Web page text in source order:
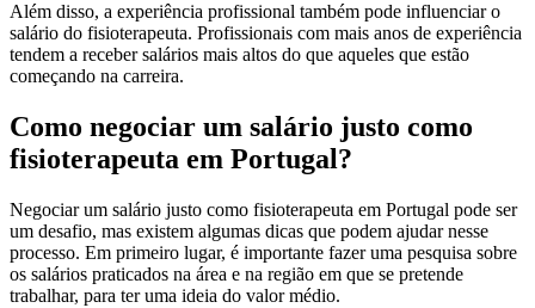
Além disso, a experiência profissional também pode influenciar o
salário do fisioterapeuta. Profissionais com mais anos de experiência
tendem a receber salários mais altos do que aqueles que estão
começando na carreira.
Como negociar um salário justo como
fisioterapeuta em Portugal?
Negociar um salário justo como fisioterapeuta em Portugal pode ser
um desafio, mas existem algumas dicas que podem ajudar nesse
processo. Em primeiro lugar, é importante fazer uma pesquisa sobre
os salários praticados na área e na região em que se pretende
trabalhar, para ter uma ideia do valor médio.